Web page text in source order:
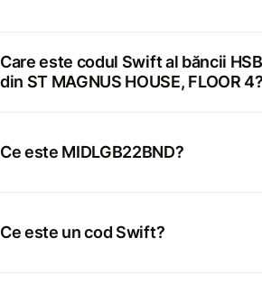
Care este codul Swift al băncii
din ST MAGNUS HOUSE, FLOOR 4?
Ce este MIDLGB22BND?
Ce este un cod Swift?